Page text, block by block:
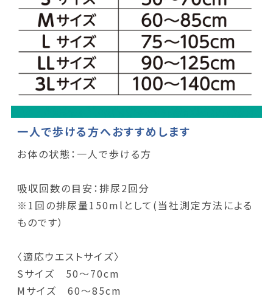
一人で歩ける方へおすすめします
お体の状態：一人で歩ける方
吸収回数の目安：排尿2回分
※1回の排尿量150mlとして(当社測定方法による
ものです）
〈適応ウエストサイズ〉
Sサイズ 50～70cm
Mサイズ 60～85cm